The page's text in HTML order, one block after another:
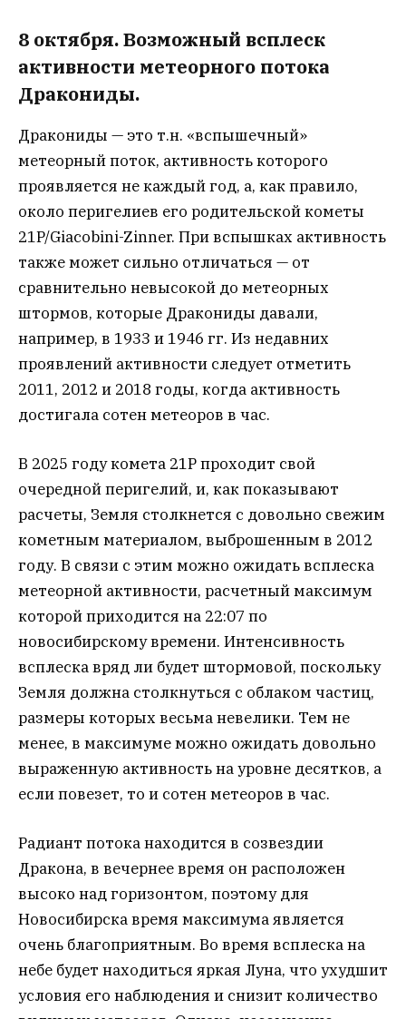
8 октября. Возможный всплеск
активности метеорного потока
Дракониды.
Дракониды — это т.н. «вспышечный»
метеорный поток, активность которого
проявляется не каждый год, а, как правило,
около перигелиев его родительской кометы
21P/Giacobini-Zinner. При вспышках активность
также может сильно отличаться — от
сравнительно невысокой до метеорных
штормов, которые Дракониды давали,
например, в 1933 и 1946 гг. Из недавних
проявлений активности следует отметить
2011, 2012 и 2018 годы, когда активность
достигала сотен метеоров в час.
В 2025 году комета 21P проходит свой
очередной перигелий, и, как показывают
расчеты, Земля столкнется с довольно свежим
кометным материалом, выброшенным в 2012
году. В связи с этим можно ожидать всплеска
метеорной активности, расчетный максимум
которой приходится на 22:07 по
новосибирскому времени. Интенсивность
всплеска вряд ли будет штормовой, поскольку
Земля должна столкнуться с облаком частиц,
размеры которых весьма невелики. Тем не
менее, в максимуме можно ожидать довольно
выраженную активность на уровне десятков, а
если повезет, то и сотен метеоров в час.
Радиант потока находится в созвездии
Дракона, в вечернее время он расположен
высоко над горизонтом, поэтому для
Новосибирска время максимума является
очень благоприятным. Во время всплеска на
небе будет находиться яркая Луна, что ухудшит
условия его наблюдения и снизит количество